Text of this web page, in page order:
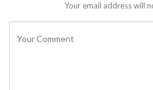
Your email address will